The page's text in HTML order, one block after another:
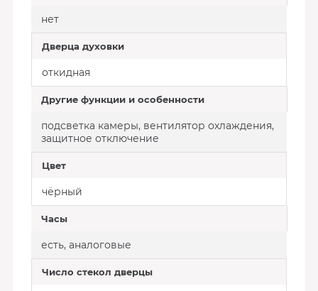
нет
Дверца духовки
откидная
Другие функции и особенности
подсветка камеры, вентилятор охлаждения,
защитное отключение
Цвет
чёрный
Часы
есть, аналоговые
Число стекол дверцы